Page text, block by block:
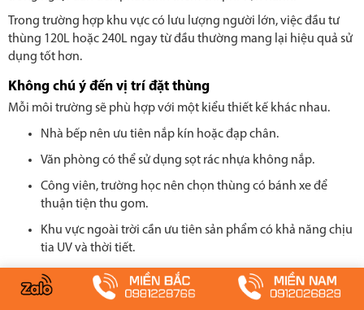
Trong trường hợp khu vực có lưu lượng người lớn, việc đầu tư
thùng 120L hoặc 240L ngay từ đầu thường mang lại hiệu quả sử
dụng tốt hơn.
Không chú ý đến vị trí đặt thùng
Mỗi môi trường sẽ phù hợp với một kiểu thiết kế khác nhau.
Nhà bếp nên ưu tiên nắp kín hoặc đạp chân.
Văn phòng có thể sử dụng sọt rác nhựa không nắp.
Công viên, trường học nên chọn thùng có bánh xe để
thuận tiện thu gom.
Khu vực ngoài trời cần ưu tiên sản phẩm có khả năng chịu
tia UV và thời tiết.
So sánh thùng rác nhựa HDPE với các loại nhựa